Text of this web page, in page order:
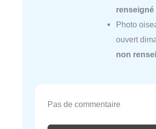
renseigné
Photo
ouvert
non
Pas de commentaire